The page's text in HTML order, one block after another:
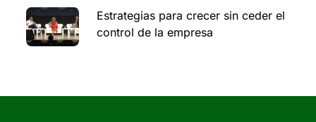
Estrategias para crecer sin ceder el
control de la empresa